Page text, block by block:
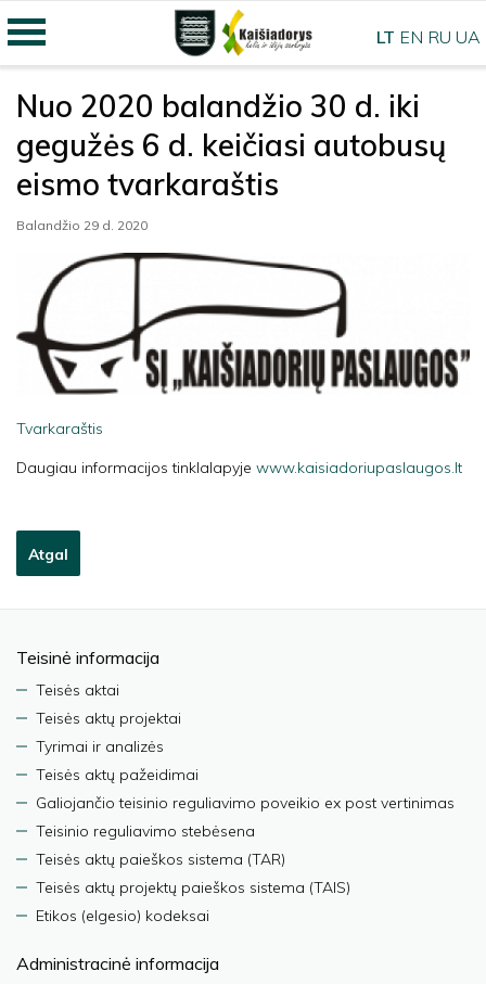
Nuo 2020 balandžio 30 d. iki
gegužės 6 d. keičiasi autobusų
eismo tvarkaraštis
Balandžio 29 d. 2020
Tvarkaraštis
Daugiau informacijos tinklalapyje www.kaisiadoriupaslaugos.lt
Atgal
Teisinė informacija
Teisės aktai
Teisės aktų projektai
Tyrimai ir analizės
Teisės aktų pažeidimai
Galiojančio teisinio reguliavimo poveikio ex post vertinimas
Teisinio reguliavimo stebėsena
Teisės aktų paieškos sistema (TAR)
Teisės aktų projektų paieškos sistema (TAIS)
Etikos (elgesio) kodeksai
Administracinė informacija
LT EN RU UA